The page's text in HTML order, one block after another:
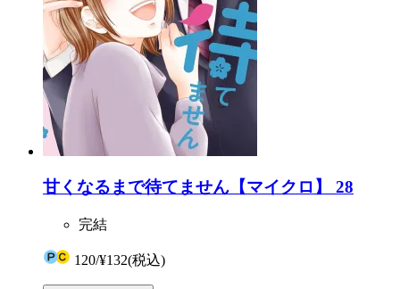
甘くなるまで待てません【マイクロ】 28
完結
120/¥132(税込)